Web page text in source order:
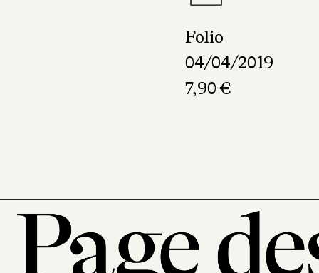
Folio
04/04/2019
7,90 €